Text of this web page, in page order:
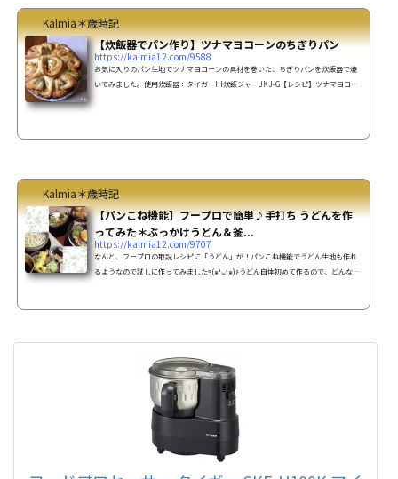
Kalmia＊歳時記
【炊飯器でパン作り】ツナマヨコーンのちぎりパン
https://kalmia12.com/9588
お気に入りのパン生地でツナマヨコーンの具材を巻いた、ちぎりパンを炊飯器で焼
いてみました。使用炊飯器：タイガーIH炊飯ジャーJKJ-G【レシピ】ツナマヨコー
Kalmia＊歳時記
【パンこね機能】フープロで簡単♪手打ち うどんを作
ってみた＊ぶっかけうどん＆釜...
https://kalmia12.com/9707
なんと、フープロの取説レシピに「うどん」が！パンこね機能でうどん生地も作れ
るようなので試しに作ってみました٩(๑❛ᴗ❛๑)۶うどん自体初めて作るので、どんな風